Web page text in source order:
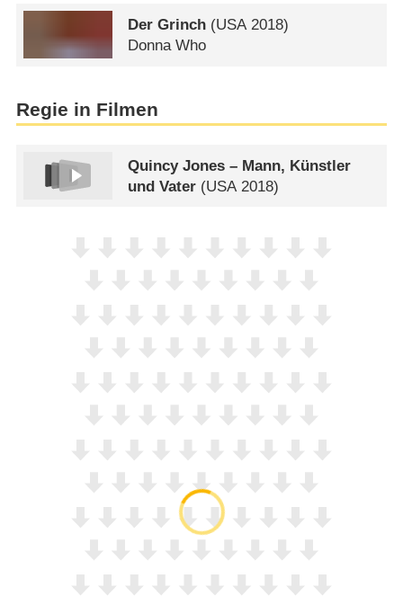
Der Grinch (USA 2018)
Donna Who
Regie in Filmen
Quincy Jones – Mann, Künstler
und Vater (USA 2018)